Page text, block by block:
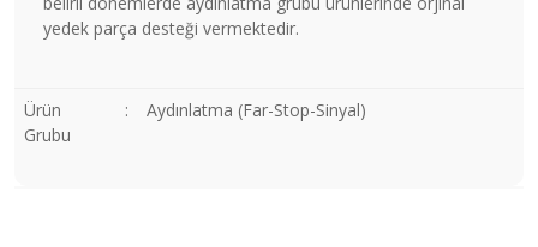
yedek parça desteği vermektedir.
Ürün
Grubu
: Aydınlatma (Far-Stop-Sinyal)